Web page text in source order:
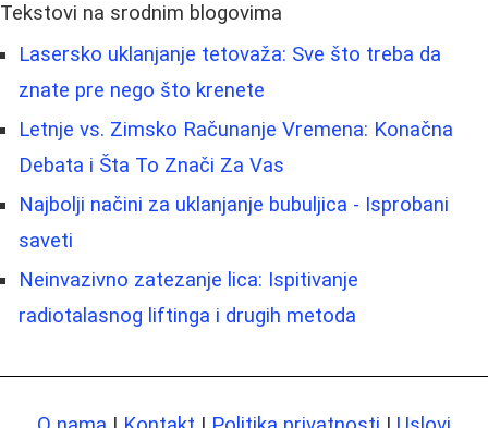
Tekstovi na srodnim blogovima
Lasersko uklanjanje tetovaža: Sve što treba da
znate pre nego što krenete
Letnje vs. Zimsko Računanje Vremena: Konačna
Debata i Šta To Znači Za Vas
Najbolji načini za uklanjanje bubuljica - Isprobani
saveti
Neinvazivno zatezanje lica: Ispitivanje
radiotalasnog liftinga i drugih metoda